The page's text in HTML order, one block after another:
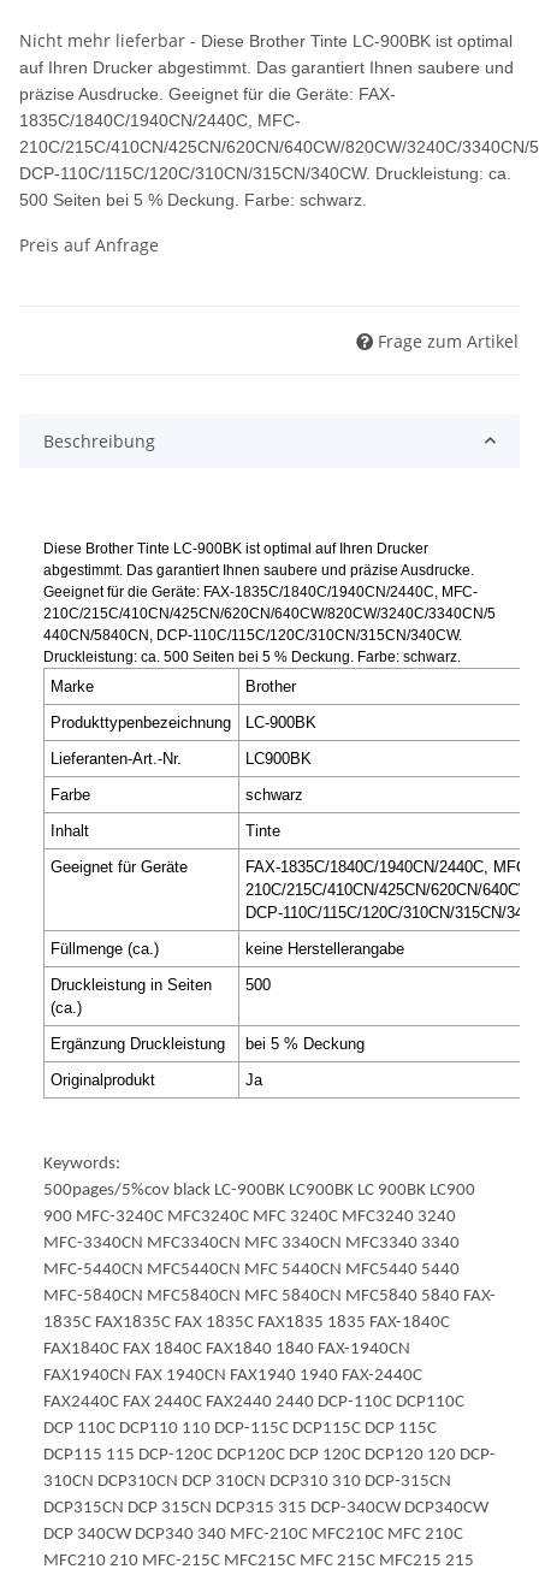
Nicht mehr lieferbar - Diese Brother Tinte LC-900BK ist optimal
auf Ihren Drucker abgestimmt. Das garantiert Ihnen saubere und
präzise Ausdrucke. Geeignet für die Geräte: FAX-
1835C/1840C/1940CN/2440C, MFC-
210C/215C/410CN/425CN/620CN/640CW/820CW/3240C/3340CN/
DCP-110C/115C/120C/310CN/315CN/340CW. Druckleistung: ca.
500 Seiten bei 5 % Deckung. Farbe: schwarz.
Preis auf Anfrage
Frage zum Artikel
Beschreibung
Diese Brother Tinte LC-900BK ist optimal auf Ihren Drucker
abgestimmt. Das garantiert Ihnen saubere und präzise Ausdrucke.
Geeignet für die Geräte: FAX-1835C/1840C/1940CN/2440C, MFC-
210C/215C/410CN/425CN/620CN/640CW/820CW/3240C/3340CN/5
440CN/5840CN, DCP-110C/115C/120C/310CN/315CN/340CW.
Druckleistung: ca. 500 Seiten bei 5 % Deckung. Farbe: schwarz.
Marke
Brother
Produkttypenbezeichnung
LC-900BK
Lieferanten-Art.-Nr.
LC900BK
Farbe
schwarz
Inhalt
Tinte
Geeignet für Geräte
FAX-1835C/1840C/1940CN/2440C, MFC-
210C/215C/410CN/425CN/620CN/
DCP-110C/115C/120C/310CN/315CN/
Füllmenge (ca.)
keine Herstellerangabe
Druckleistung in Seiten
(ca.)
500
Ergänzung Druckleistung
bei 5 % Deckung
Originalprodukt
Ja
Keywords:
500pages/5%cov black LC-900BK LC900BK LC 900BK LC900
900 MFC-3240C MFC3240C MFC 3240C MFC3240 3240
MFC-3340CN MFC3340CN MFC 3340CN MFC3340 3340
MFC-5440CN MFC5440CN MFC 5440CN MFC5440 5440
MFC-5840CN MFC5840CN MFC 5840CN MFC5840 5840 FAX-
1835C FAX1835C FAX 1835C FAX1835 1835 FAX-1840C
FAX1840C FAX 1840C FAX1840 1840 FAX-1940CN
FAX1940CN FAX 1940CN FAX1940 1940 FAX-2440C
FAX2440C FAX 2440C FAX2440 2440 DCP-110C DCP110C
DCP 110C DCP110 110 DCP-115C DCP115C DCP 115C
DCP115 115 DCP-120C DCP120C DCP 120C DCP120 120 DCP-
310CN DCP310CN DCP 310CN DCP310 310 DCP-315CN
DCP315CN DCP 315CN DCP315 315 DCP-340CW DCP340CW
DCP 340CW DCP340 340 MFC-210C MFC210C MFC 210C
MFC210 210 MFC-215C MFC215C MFC 215C MFC215 215